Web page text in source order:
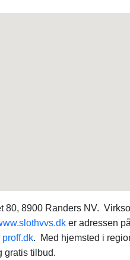
80, 8900 Randers NV.
er adressen
proff.dk. Med hjemsted i
gratis tilbud.